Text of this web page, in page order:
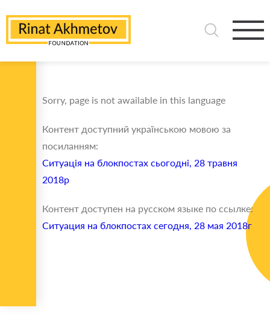
Sorry, page is not awailable in this language
Контент доступний українською мовою за
посиланням:
Ситуація на блокпостах сьогодні, 28 травня
2018р
Контент доступен на русском языке по ссылке:
Ситуация на блокпостах сегодня, 28 мая 2018г